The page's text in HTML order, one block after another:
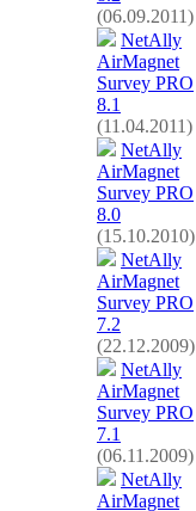
(06.09.2011)
NetAlly
AirMagnet
Survey PRO
8.1
(11.04.2011)
NetAlly
AirMagnet
Survey PRO
8.0
(15.10.2010)
NetAlly
AirMagnet
Survey PRO
7.2
(22.12.2009)
NetAlly
AirMagnet
Survey PRO
7.1
(06.11.2009)
NetAlly
AirMagnet